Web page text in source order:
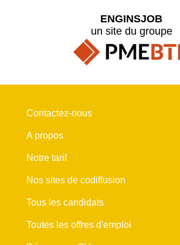
ENGINSJOB
un site du groupe
Contactez-nous
A propos
Notre tarif
Nos sites de codiffusion
Tous les candidats
Toutes les offres d'emploi